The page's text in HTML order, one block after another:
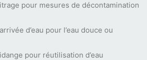
pour mesures de décontamination
d’eau pour l’eau douce ou
pour réutilisation d’eau